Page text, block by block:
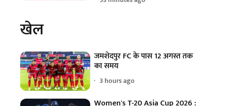
खेल
जमशेदपुर FC के पास 12 अगस्त तक
का समय
3 hours ago
Women's T-20 Asia Cup 2026 :